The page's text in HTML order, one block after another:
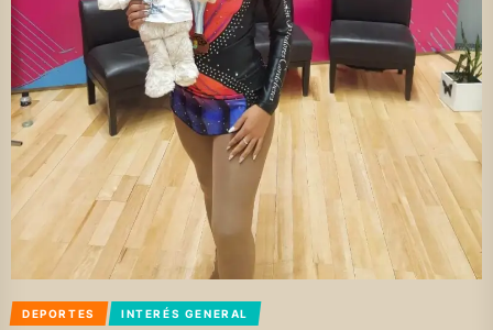
DEPORTES INTERÉS GENERAL